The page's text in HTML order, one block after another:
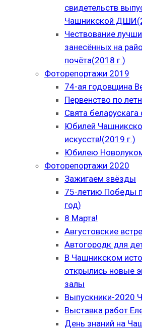
свидетельств
Чашникской
Чествование
занесённых на
почёта(2018 г.)
Фоторепортажи 2019
74-ая годовщина
Первенство по
Свята
Юбилей
искусств!(2019 г.)
Юбилею
Фоторепортажи 2020
Зажигаем звёзды
75-летию Победы
год)
8 Марта!
Августовские
Автогородк для
В Чашникском
открылись новые
залы
Выпускники-2020
Выставка работ
День знаний на